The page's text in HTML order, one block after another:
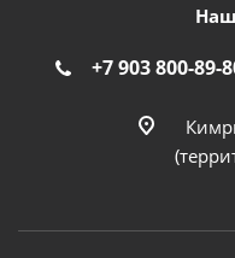
+7 903 800-89-